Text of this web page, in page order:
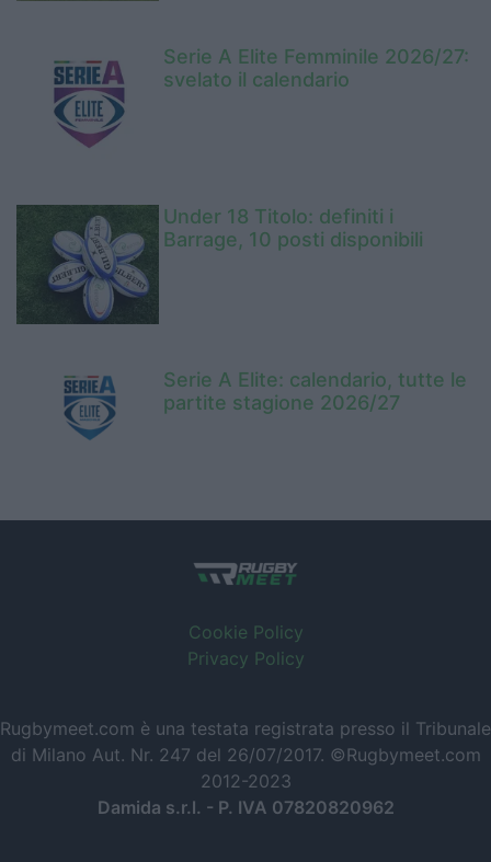
Serie A Elite Femminile 2026/27:
svelato il calendario
Under 18 Titolo: definiti i
Barrage, 10 posti disponibili
Serie A Elite: calendario, tutte le
partite stagione 2026/27
Cookie Policy
Privacy Policy
Rugbymeet.com è una testata registrata presso il Tribunale
di Milano Aut. Nr. 247 del 26/07/2017. ©Rugbymeet.com
2012-2023
Damida s.r.l. - P. IVA 07820820962